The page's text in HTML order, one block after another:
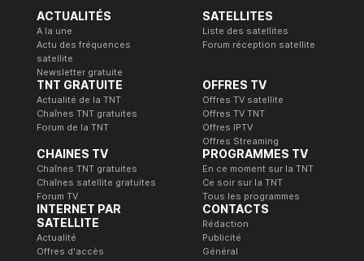
ACTUALITÉS
A la une
Actu des fréquences
satellite
Newsletter gratuite
SATELLITES
Liste des satellites
Forum réception satellite
TNT GRATUITE
Actualité de la TNT
Chaînes TNT gratuites
Forum de la TNT
OFFRES TV
Offres TV satellite
Offres TV TNT
Offres IPTV
Offres Streaming
CHAINES TV
Chaînes TNT gratuites
Chaînes satellite gratuites
Forum TV
PROGRAMMES TV
En ce moment sur la TNT
Ce soir sur la TNT
Tous les programmes
INTERNET PAR
SATELLITE
Actualité
Offres d'accès
CONTACTS
Rédaction
Publicité
Général